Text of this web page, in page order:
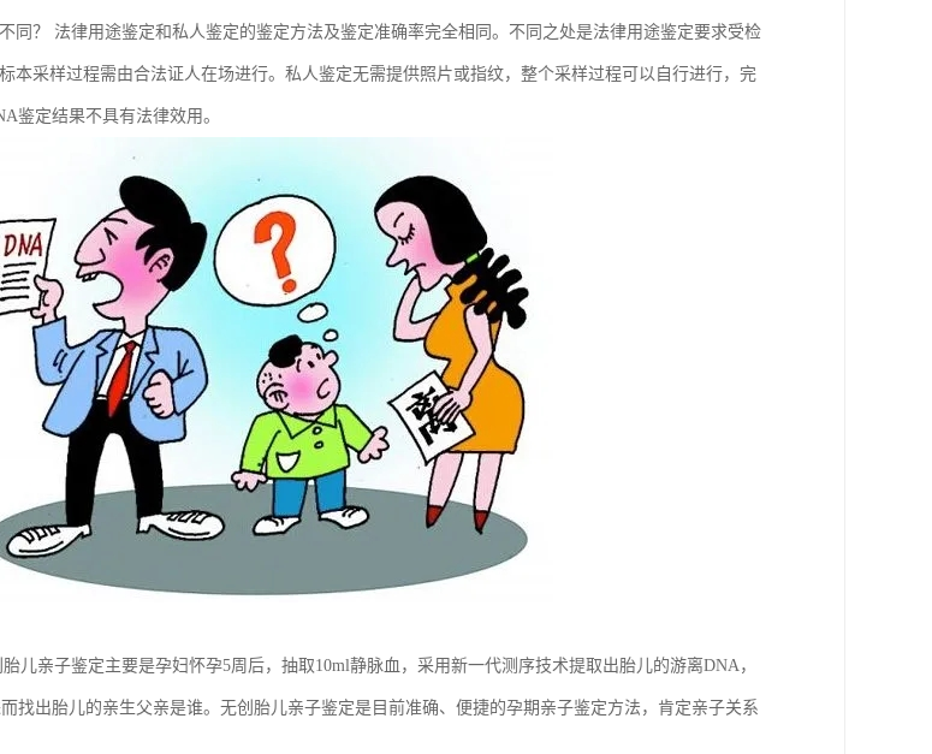
同？ 法律用途鉴定和私人鉴定的鉴定方法及鉴定准确率完全相同。不同之处是法律用途鉴定要求受检
本采样过程需由合法证人在场进行。私人鉴定无需提供照片或指纹，整个采样过程可以自行进行，完
鉴定结果不具有法律效用。
儿亲子鉴定主要是孕妇怀孕5周后，抽取10ml静脉血，采用新一代测序技术提取出胎儿的游离DNA，
找出胎儿的亲生父亲是谁。无创胎儿亲子鉴定是目前准确、便捷的孕期亲子鉴定方法，肯定亲子关系